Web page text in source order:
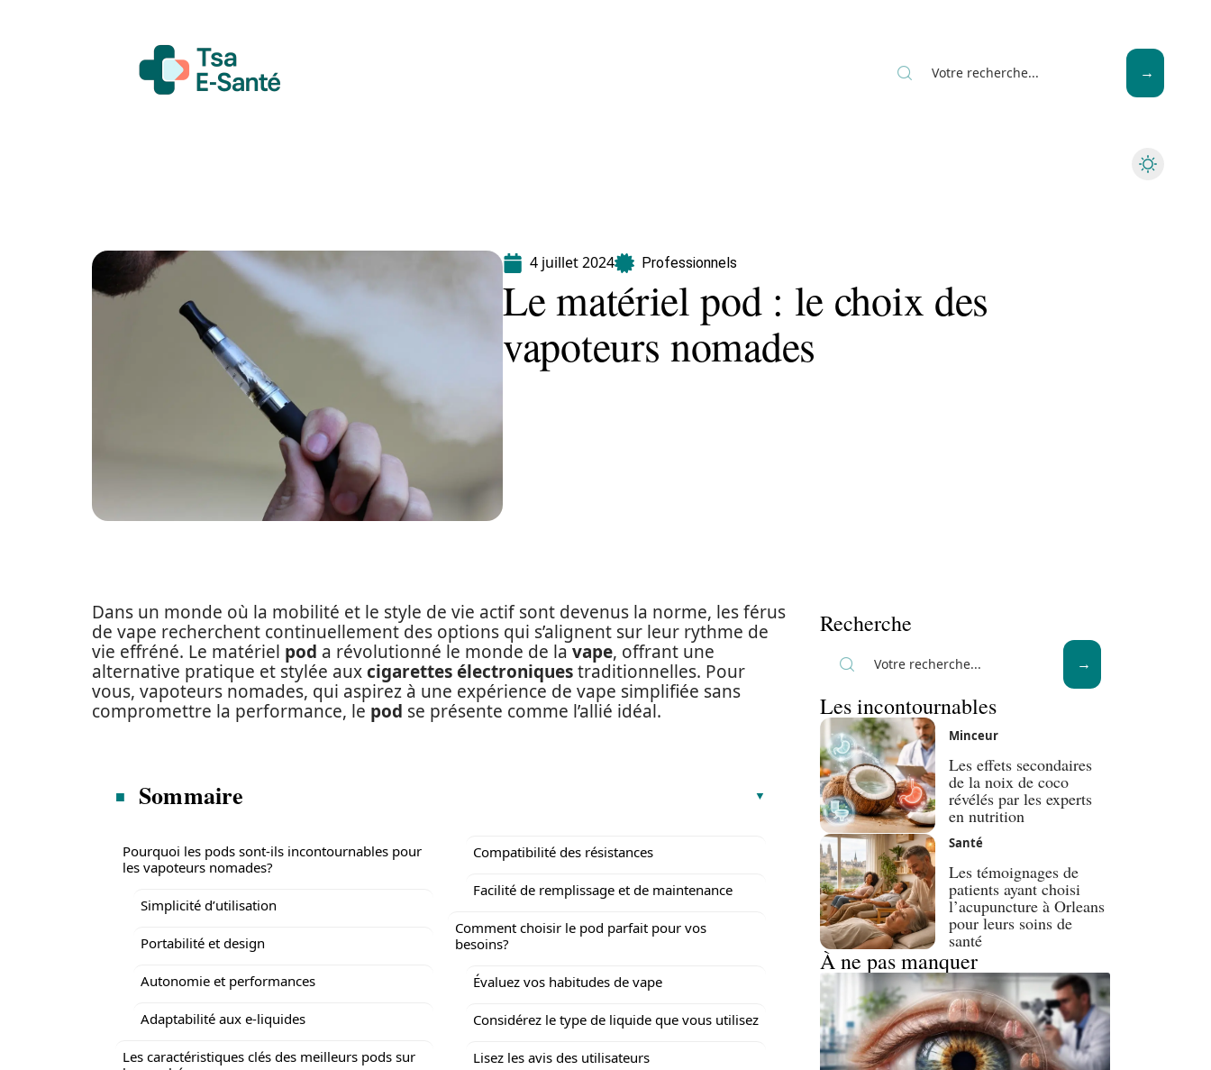
4 juillet 2024 Professionnels
Le matériel pod : le choix des
vapoteurs nomades
Dans un monde où la mobilité et le style de vie actif sont devenus la norme, les férus
de vape recherchent continuellement des options qui s’alignent sur leur rythme de
vie effréné. Le matériel pod a révolutionné le monde de la vape, offrant une
alternative pratique et stylée auxcigarettes électroniquestraditionnelles. Pour
vous, vapoteurs nomades, qui aspirez à une expérience de vape simplifiée sans
compromettre la performance, le pod se présente comme l’allié idéal.
Sommaire
Pourquoi les pods sont-ils incontournables pour
les vapoteurs nomades?
Simplicité d’utilisation
Portabilité et design
Autonomie et performances
Adaptabilité aux e-liquides
Les caractéristiques clés des meilleurs pods sur
Compatibilité des résistances
Facilité de remplissage et de maintenance
Comment choisir le pod parfait pour vos
besoins?
Évaluez vos habitudes de vape
Considérez le type de liquide que vous utilisez
Lisez les avis des utilisateurs
Recherche
Les incontournables
Minceur
Les effets secondaires
de la noix de coco
révélés par les experts
en nutrition
Santé
Les témoignages de
patients ayant choisi
l’acupuncture à Orleans
pour leurs soins de
santé
À ne pas manquer